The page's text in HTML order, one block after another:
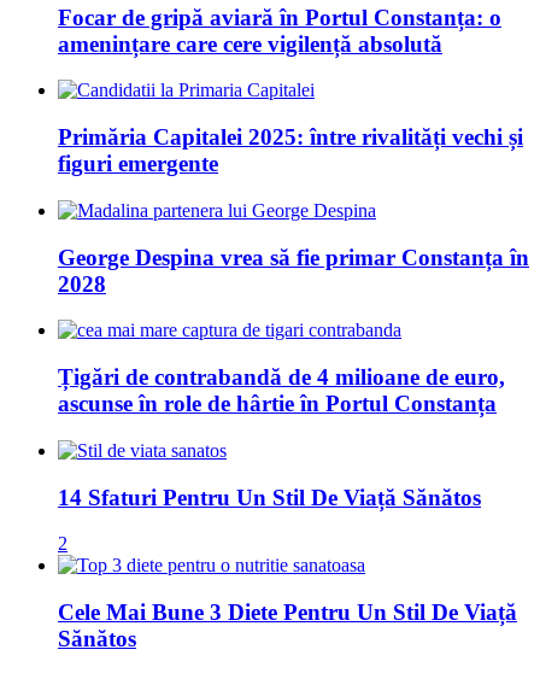
Focar de gripă aviară în Portul Constanța: o
amenințare care cere vigilență absolută
Primăria Capitalei 2025: între rivalități vechi și
figuri emergente
George Despina vrea să fie primar Constanța în
2028
Țigări de contrabandă de 4 milioane de euro,
ascunse în role de hârtie în Portul Constanța
14 Sfaturi Pentru Un Stil De Viață Sănătos
2
Cele Mai Bune 3 Diete Pentru Un Stil De Viață
Sănătos